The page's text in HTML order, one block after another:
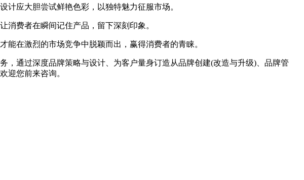
应大胆尝试鲜艳色彩，以独特魅力征服市场。
费者在瞬间记住产品，留下深刻印象。
在激烈的市场竞争中脱颖而出，赢得消费者的青睐。
通过深度品牌策略与设计、为客户量身订造从品牌创建(改造与升级)、品牌管
迎您前来咨询。